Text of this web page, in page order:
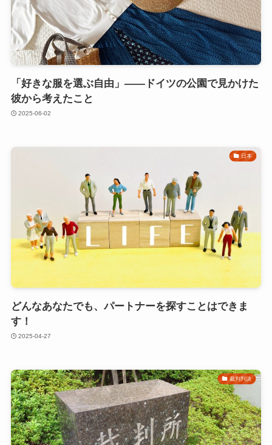
「好きな服を選ぶ自由」——ドイツの公園で見かけた
彼から考えたこと
2025-06-02
日本
どんなあなたでも、パートナーを探すことはできま
す！
2025-04-27
裁判判決